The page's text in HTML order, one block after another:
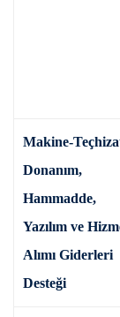
Makine-
Donanım,
Hammadde,
Yazılım ve
Alımı Giderleri
Desteği